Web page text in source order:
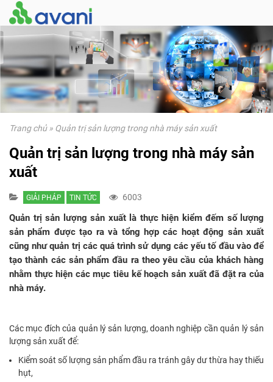
Trang chủ» Quản trị sản lượng trong nhà máy sản xuất
Quản trị sản lượng trong nhà máy sản
xuất
GIẢI PHÁP TIN TỨC 6003
Quản trị sản lượng sản xuất là thực hiện kiểm đếm số lượng
sản phẩm được tạo ra và tổng hợp các hoạt động sản xuất
cũng như quản trị các quá trình sử dụng các yếu tố đầu vào để
tạo thành các sản phẩm đầu ra theo yêu cầu của khách hàng
nhằm thực hiện các mục tiêu kế hoạch sản xuất đã đặt ra của
nhà máy.
Các mục đích của quản lý sản lượng, doanh nghiệp cần quản lý sản
lượng sản xuất để:
Kiểm soát số lượng sản phẩm đầu ra tránh gây dư thừa hay thiếu
hụt,